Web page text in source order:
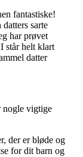
fantastiske!
sarte
har prøvet
står helt klart
datter
nogle vigtige
der er bløde og
for dit barn og